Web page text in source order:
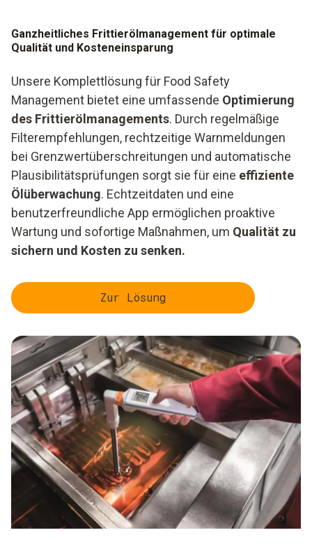
Ganzheitliches Frittierölmanagement für optimale
Qualität und Kosteneinsparung
Unsere Komplettlösung für Food Safety
Management bietet eine umfassende Optimierung
des Frittierölmanagements. Durch regelmäßige
Filterempfehlungen, rechtzeitige Warnmeldungen
bei Grenzwertüberschreitungen und automatische
Plausibilitätsprüfungen sorgt sie für eine effiziente
Ölüberwachung. Echtzeitdaten und eine
benutzerfreundliche App ermöglichen proaktive
Wartung und sofortige Maßnahmen, um Qualität zu
sichern und Kosten zu senken.
Zur Lösung